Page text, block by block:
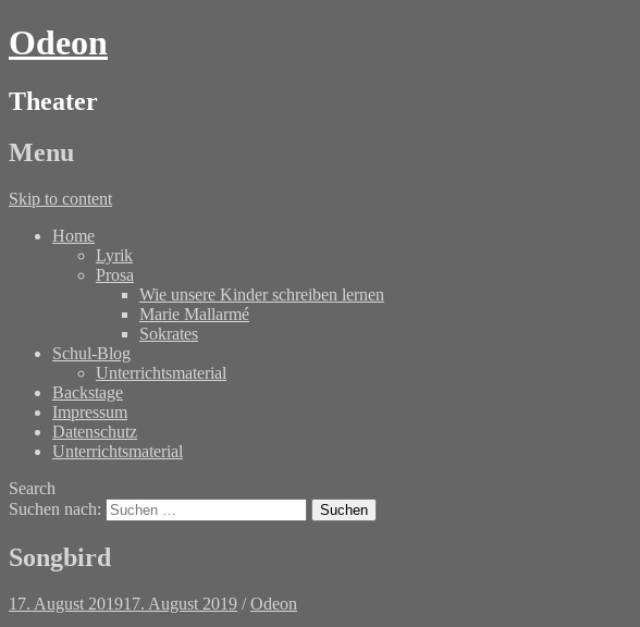
Odeon
Theater
Menu
Skip to content
Home
Lyrik
Prosa
Wie unsere Kinder schreiben lernen
Marie Mallarmé
Sokrates
Schul-Blog
Unterrichtsmaterial
Backstage
Impressum
Datenschutz
Unterrichtsmaterial
Search
Suchen nach:
Songbird
17. August 201917. August 2019 /Odeon